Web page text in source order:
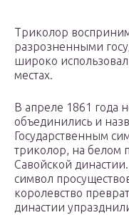
Триколор
разрозненными
широко
местах.
В апреле 1861 года
объединились и
Государственным
триколор, на белом
Савойской
символ
королевство
династии